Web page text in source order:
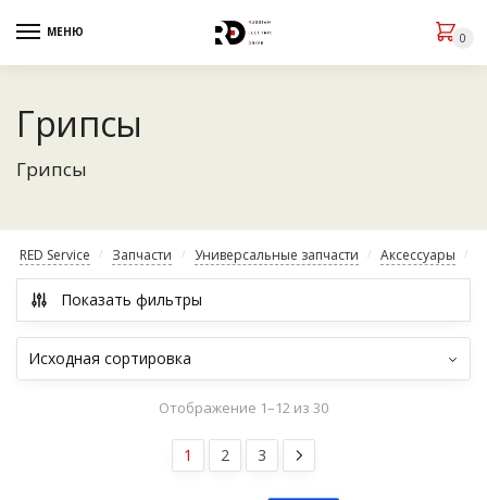
МЕНЮ 0
Грипсы
Грипсы
RED Service / Запчасти / Универсальные запчасти / Аксессуары /
Показать фильтры
Отображение 1–12 из 30
1 2 3